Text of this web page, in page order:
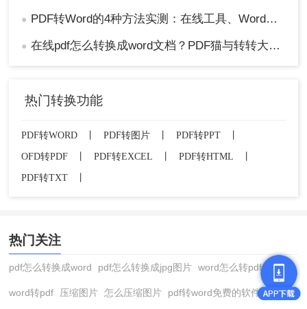
● PDF转Word的4种方法实测：在线工具、Word、Adobe与开源软件对比！！
● 在线pdf怎么转换成word文档？PDF猫与转转大师2种在线工具使用指南与功能对比！
热门转换功能
PDF转WORD PDF转图片 PDF转PPT
OFD转PDF
PDF转EXCEL PDF转HTML
PDF转TXT
热门关注
pdf怎么转换成word pdf怎么转换成jpg图片 word怎么转pdf
word转pdf 压缩图片 怎么压缩图片 pdf转word免费的软件